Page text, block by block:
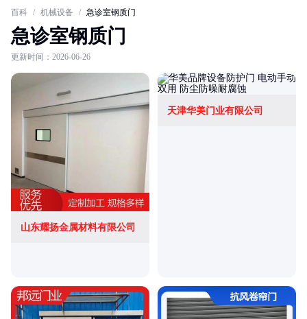
百科 / 机械设备 / 急诊室钢质门
急诊室钢质门
更新时间：2026-06-26
山东耀扬金属材料有限公司
天津华美门业有限公司